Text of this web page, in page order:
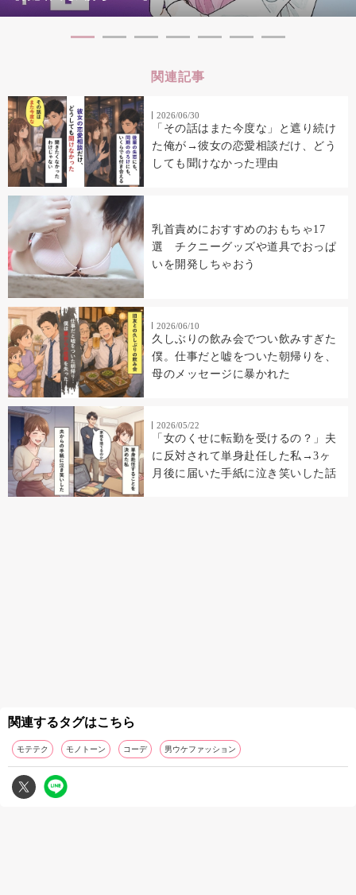
関連記事
2026/06/30
「その話はまた今度な」と遮り続け
た俺が→彼女の恋愛相談だけ、どう
しても聞けなかった理由
乳首責めにおすすめのおもちゃ17
選 チクニーグッズや道具でおっぱ
いを開発しちゃおう
2026/06/10
久しぶりの飲み会でつい飲みすぎた
僕。仕事だと嘘をついた朝帰りを、
母のメッセージに暴かれた
2026/05/22
「女のくせに転勤を受けるの？」夫
に反対されて単身赴任した私→3ヶ
月後に届いた手紙に泣き笑いした話
関連するタグはこちら
モテテク モノトーン コーデ 男ウケファッション